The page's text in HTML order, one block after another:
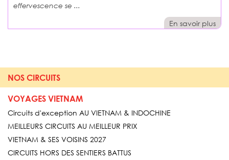
effervescence se ...
En savoir plus
NOS CIRCUITS
VOYAGES VIETNAM
Circuits d'exception AU VIETNAM & INDOCHINE
MEILLEURS CIRCUITS AU MEILLEUR PRIX
VIETNAM & SES VOISINS 2027
CIRCUITS HORS DES SENTIERS BATTUS